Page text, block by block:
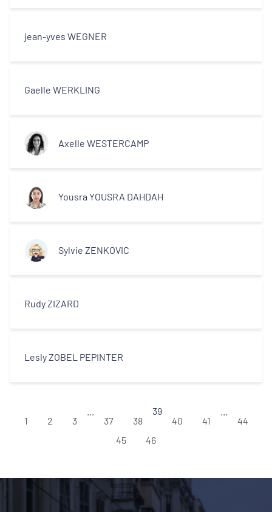
jean-yves WEGNER
Gaelle WERKLING
Axelle WESTERCAMP
Yousra YOUSRA DAHDAH
Sylvie ZENKOVIC
Rudy ZIZARD
Lesly ZOBEL PEPINTER
1 2 3
37
38
39
40
41
44
45
46